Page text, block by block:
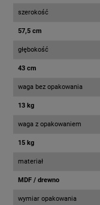
szerokość
57,5 cm
głębokość
43 cm
waga bez opakowania
13 kg
waga z opakowaniem
15 kg
materiał
MDF / drewno
wymiar opakowania